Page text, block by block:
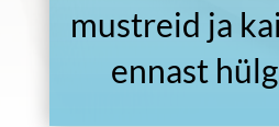
mustreid ja
ennast